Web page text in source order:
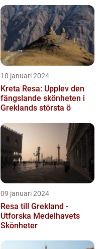
10 januari 2024
Kreta Resa: Upplev den
fängslande skönheten i
Greklands största ö
09 januari 2024
Resa till Grekland -
Utforska Medelhavets
Skönheter